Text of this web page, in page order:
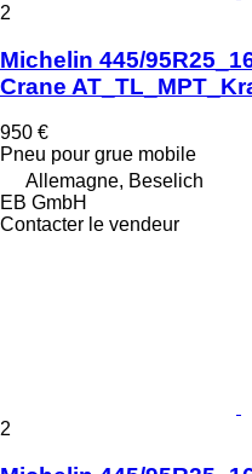
2
Michelin 445/
Crane
950 €
Pneu pour grue mobile
Allemagne, Beselich
EB GmbH
Contacter le vendeur
2